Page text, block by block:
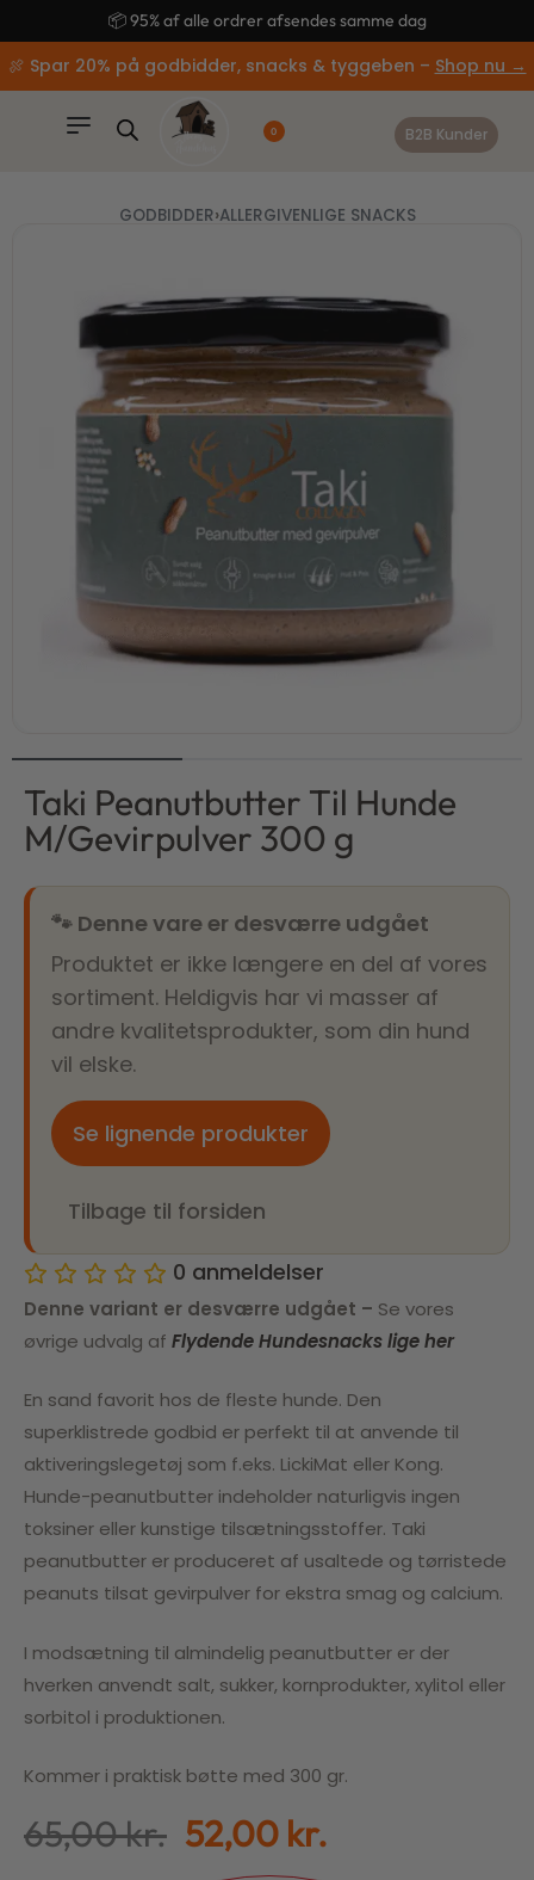
🚚 Gratis fragt ved køb over 499,-
🍖 Spar 20% på godbidder, snacks & tyggeben – Shop nu →
0 B2B Kunder
GODBIDDER›ALLERGIVENLIGE SNACKS
Taki Peanutbutter Til Hunde
M/Gevirpulver 300 g
🐾 Denne vare er desværre udgået
Produktet er ikke længere en del af vores
sortiment. Heldigvis har vi masser af
andre kvalitetsprodukter, som din hund
vil elske.
Se lignende produkter
Tilbage til forsiden
0 anmeldelser
Denne variant er desværre udgået – Se vores
øvrige udvalg af Flydende Hundesnacks lige her
En sand favorit hos de fleste hunde. Den
superklistrede godbid er perfekt til at anvende til
aktiveringslegetøj som f.eks. LickiMat eller Kong.
Hunde-peanutbutter indeholder naturligvis ingen
toksiner eller kunstige tilsætningsstoffer. Taki
peanutbutter er produceret af usaltede og tørristede
peanuts tilsat gevirpulver for ekstra smag og calcium.
I modsætning til almindelig peanutbutter er der
hverken anvendt salt, sukker, kornprodukter, xylitol eller
sorbitol i produktionen.
Kommer i praktisk bøtte med 300 gr.
65,00kr. 52,00 kr.